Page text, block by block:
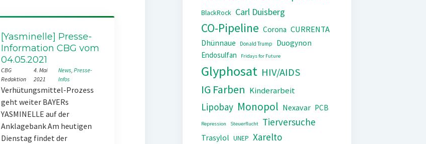
[Yasminelle] Presse-
Information CBG vom
04.05.2021
CBG
Redaktion
4. Mai
2021
News, Presse-
Infos
Verhütungsmittel-Prozess
geht weiter BAYERs
YASMINELLE auf der
Anklagebank Am heutigen
Dienstag findet der
BlackRock Carl Duisberg
CO-Pipeline Corona CURRENTA
Dhünnaue Donald Trump
Duogynon
Endosulfan
Fridays for Future
Glyphosat HIV/AIDS
IG Farben Kinderarbeit
Lipobay Monopol Nexavar PCB
Repression Steuerflucht Tierversuche
Trasylol UNEP Xarelto